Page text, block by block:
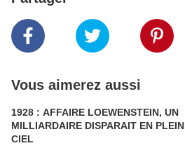
Vous aimerez aussi
1928 : AFFAIRE LOEWENSTEIN, UN
MILLIARDAIRE DISPARAIT EN PLEIN
CIEL